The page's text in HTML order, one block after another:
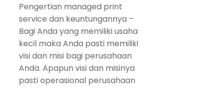
Pengertian managed print
service dan keuntungannya –
Bagi Anda yang memiliki usaha
kecil maka Anda pasti memiliki
visi dan misi bagi perusahaan
Anda. Apapun visi dan misinya
pasti operasional perusahaan